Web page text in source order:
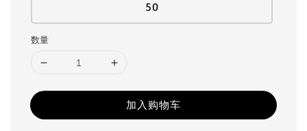
50
数量
加入购物车